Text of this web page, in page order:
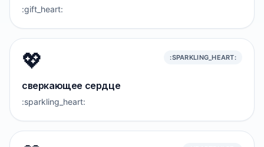
:gift_heart:
💖 :SPARKLING_HEART:
сверкающее сердце
:sparkling_heart: